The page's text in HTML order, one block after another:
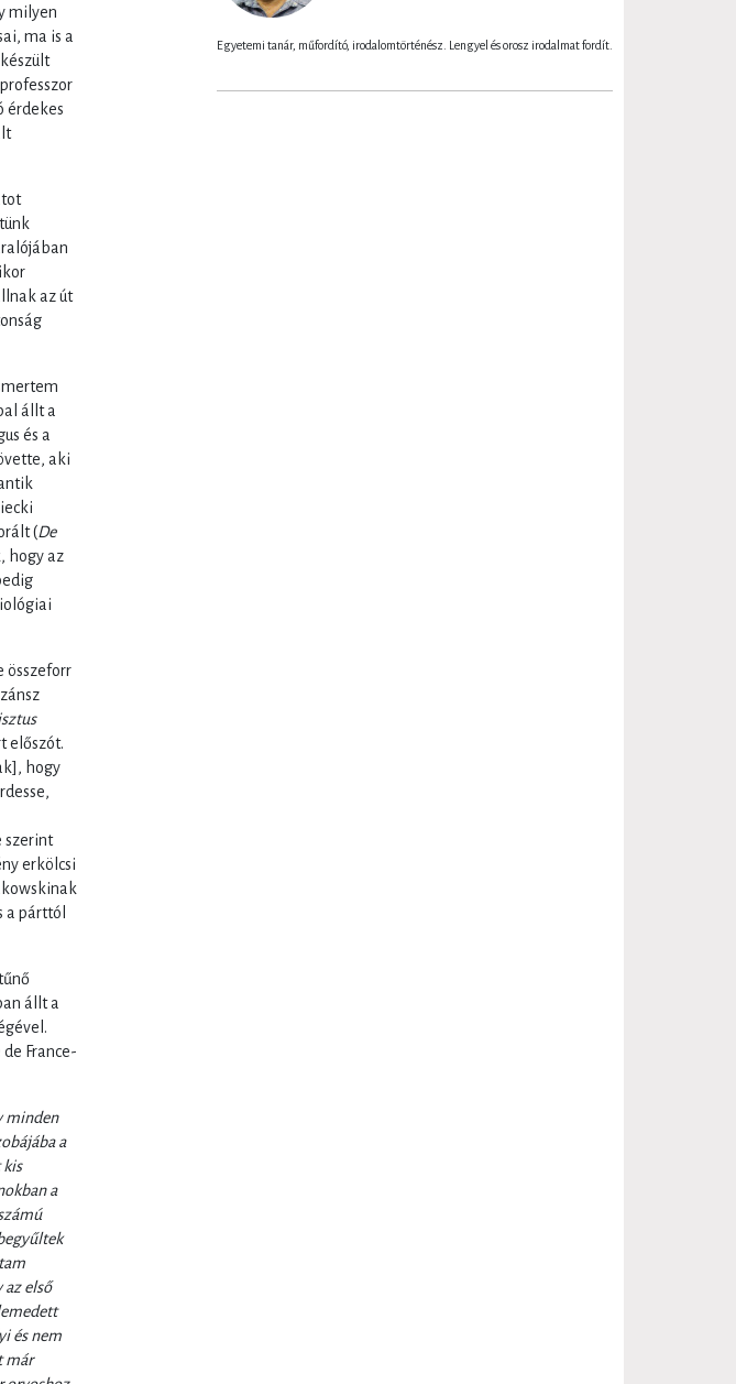
milyen
ma is a
érdekes
az út
állt a
és a
aki
(De
hogy az
összeforr
előszót.
hogy
szerint
erkölcsi
párttól
állt a
France-
minden
a
kis
a
első
és nem
már
Egyetemi tanár, műfordító, irodalomtörténész. Lengyel és orosz irodalmat fordít.